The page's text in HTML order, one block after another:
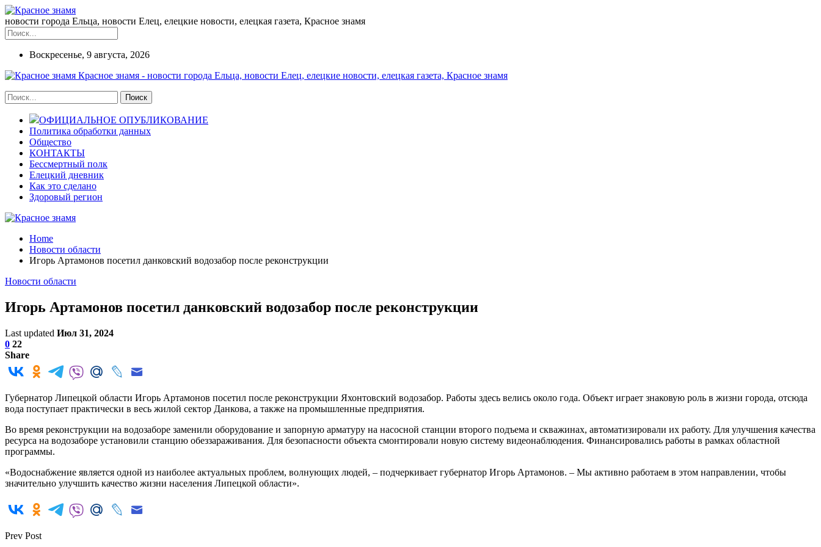
новости города Ельца, новости Елец, елецкие новости, елецкая газета, Красное знамя
Воскресенье, 9 августа, 2026
Красное знамя - новости города Ельца, новости Елец, елецкие новости, елецкая газета, Красное знамя
ОФИЦИАЛЬНОЕ ОПУБЛИКОВАНИЕ
Политика обработки данных
Общество
КОНТАКТЫ
Бессмертный полк
Елецкий дневник
Как это сделано
Здоровый регион
Home
Новости области
Игорь Артамонов посетил данковский водозабор после реконструкции
Новости области
Игорь Артамонов посетил данковский водозабор после реконструкции
Last updated Июл 31, 2024
0 22
Share
Губернатор Липецкой области Игорь Артамонов посетил после реконструкции Яхонтовский водозабор. Работы здесь велись около года. Объект играет знаковую роль в жизни города, отсюда
вода поступает практически в весь жилой сектор Данкова, а также на промышленные предприятия.
Во время реконструкции на водозаборе заменили оборудование и запорную арматуру на насосной станции второго подъема и скважинах, автоматизировали их работу. Для улучшения качества
ресурса на водозаборе установили станцию обеззараживания. Для безопасности объекта смонтировали новую систему видеонаблюдения. Финансировались работы в рамках областной
программы.
«Водоснабжение является одной из наиболее актуальных проблем, волнующих людей, – подчеркивает губернатор Игорь Артамонов. – Мы активно работаем в этом направлении, чтобы
значительно улучшить качество жизни населения Липецкой области».
Prev Post